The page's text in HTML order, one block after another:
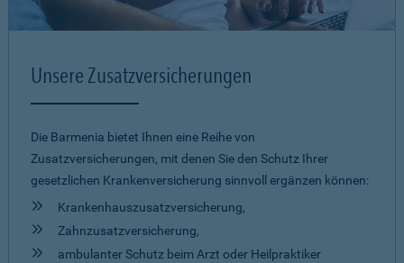
Unsere Zusatzversicherungen
Die Barmenia bietet Ihnen eine Reihe von
Zusatzversicherungen, mit denen Sie den Schutz Ihrer
gesetzlichen Krankenversicherung sinnvoll ergänzen können:
Krankenhauszusatzversicherung,
Zahnzusatzversicherung,
ambulanter Schutz beim Arzt oder Heilpraktiker